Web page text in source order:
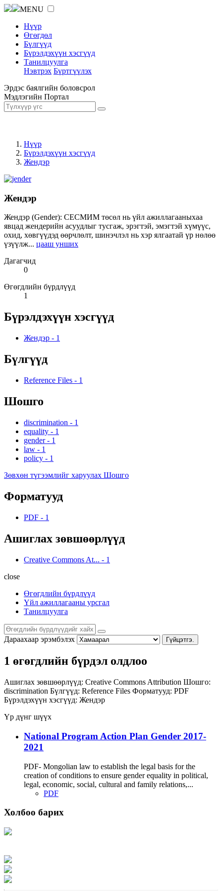
MENU
Нүүр
Өгөгдөл
Бүлгүүд
Бүрэлдэхүүн хэсгүүд
Танилцуулга
Нэвтрэх Бүртгүүлэх
Эрдэс баялгийн боловсрол
Мэдлэгийн Портал
Нүүр
Бүрэлдэхүүн хэсгүүд
Жендэр
Жендэр
Жендэр (Gender): СЕСМИМ төсөл нь үйл ажиллагааныхаа
явцад жендерийн асуудлыг тусгаж, эрэгтэй, эмэгтэй хүмүүс,
охид, хөвгүүдэд өөрчлөлт, шинэчлэл нь хэр ялгаатай үр нөлөө
үзүүлж... цааш унших
Дагагчид
0
Өгөгдлийн бүрдлүүд
1
Бүрэлдэхүүн хэсгүүд
Жендэр - 1
Бүлгүүд
Reference Files - 1
Шошго
discrimination - 1
equality - 1
gender - 1
law - 1
policy - 1
Зөвхөн түгээмлийг харуулах Шошго
Форматууд
PDF - 1
Ашиглах зөвшөөрлүүд
Creative Commons At... - 1
close
Өгөгдлийн бүрдлүүд
Үйл ажиллагааны урсгал
Танилцуулга
Дараахаар эрэмбэлэх Гүйцэтгэ.
1 өгөгдлийн бүрдэл олдлоо
Ашиглах зөвшөөрлүүд: Creative Commons Attribution Шошго:
discrimination Бүлгүүд: Reference Files Форматууд: PDF
Бүрэлдэхүүн хэсгүүд: Жендэр
Үр дүнг шүүх
National Program Action Plan Gender 2017-
2021
PDF- Mongolian law to establish the legal basis for the
creation of conditions to ensure gender equality in political,
legal, economic, social, cultural and family relations,...
PDF
Холбоо барих